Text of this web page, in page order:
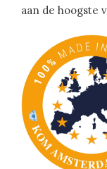
aan de hoogste